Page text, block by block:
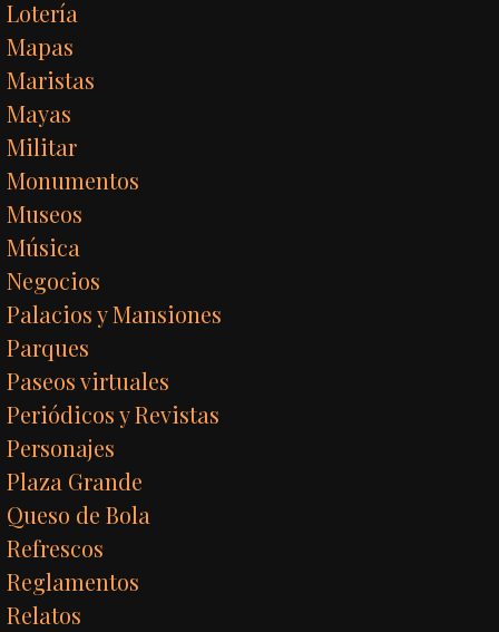
Lotería
Mapas
Maristas
Mayas
Militar
Monumentos
Museos
Música
Negocios
Palacios y Mansiones
Parques
Paseos virtuales
Periódicos y Revistas
Personajes
Plaza Grande
Queso de Bola
Refrescos
Reglamentos
Relatos